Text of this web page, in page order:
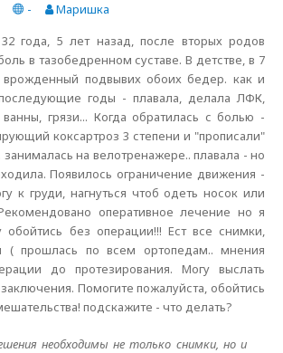
-
Маришка
года, 5 лет назад, после вторых родов
в тазобедренном суставе. В детстве, в 7
подвывих обоих бедер. как и
годы - плавала, делала ЛФК,
грязи... Когда обратилась с болью -
коксартроз 3 степени и "прописали"
занималась на велотренажере.. плавала - но
Появилось ограничение движения -
к груди, нагнуться чтоб одеть носок или
оперативное лечение но я
без операции!!! Ест все снимки,
( прошлась по всем ортопедам.. мнения
до протезирования. Могу выслать
Помогите пожалуйста, обойтись
подскажите - что делать?
необходимы не только снимки, но и